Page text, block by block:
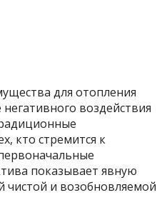
для отопления
воздействия
кто стремится к
показывает явную
чистой и возобновляемой